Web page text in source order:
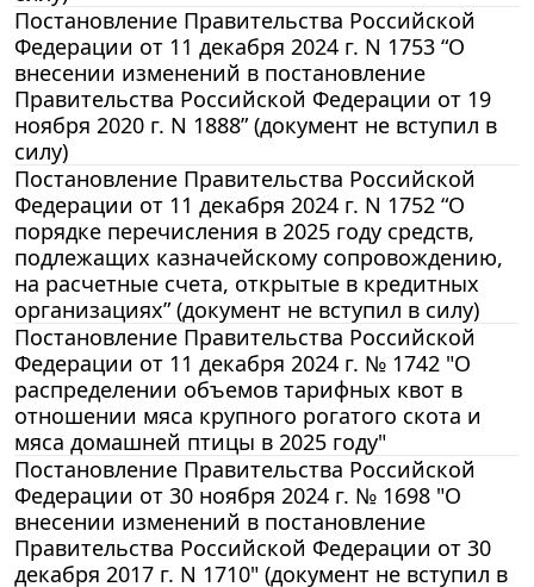
Постановление Правительства Российской
Федерации от 11 декабря 2024 г. N 1753 “О
внесении изменений в постановление
Правительства Российской Федерации от 19
ноября 2020 г. N 1888” (документ не вступил в
силу)
Постановление Правительства Российской
Федерации от 11 декабря 2024 г. N 1752 “О
порядке перечисления в 2025 году средств,
подлежащих казначейскому сопровождению,
на расчетные счета, открытые в кредитных
организациях” (документ не вступил в силу)
Постановление Правительства Российской
Федерации от 11 декабря 2024 г. № 1742 "О
распределении объемов тарифных квот в
отношении мяса крупного рогатого скота и
мяса домашней птицы в 2025 году"
Постановление Правительства Российской
Федерации от 30 ноября 2024 г. № 1698 "О
внесении изменений в постановление
Правительства Российской Федерации от 30
декабря 2017 г. N 1710" (документ не вступил в